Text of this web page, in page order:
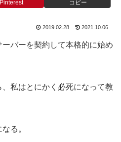
Pinterest コピー
2019.02.28 2021.10.06
バーを契約して本格的に始め
私はとにかく必死になって教
る。